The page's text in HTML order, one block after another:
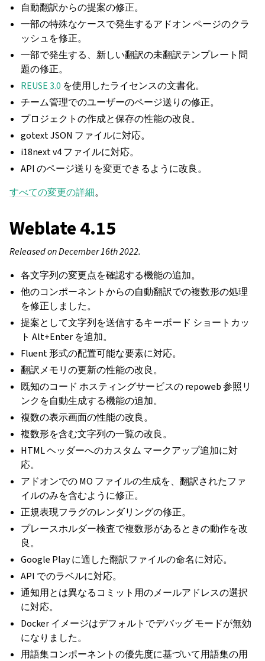
自動翻訳からの提案の修正。
一部の特殊なケースで発生するアドオン ページのクラ
ッシュを修正。
一部で発生する、新しい翻訳の未翻訳テンプレート問
題の修正。
REUSE 3.0 を使用したライセンスの文書化。
チーム管理でのユーザーのページ送りの修正。
プロジェクトの作成と保存の性能の改良。
gotext JSON ファイルに対応。
i18next v4 ファイルに対応。
API のページ送りを変更できるように改良。
すべての変更の詳細。
Weblate 4.15
Released on December 16th 2022.
各文字列の変更点を確認する機能の追加。
他のコンポーネントからの自動翻訳での複数形の処理
を修正しました。
提案として文字列を送信するキーボード ショートカッ
ト Alt+Enter を追加。
Fluent 形式の配置可能な要素に対応。
翻訳メモリの更新の性能の改良。
既知のコード ホスティングサービスの repoweb 参照リ
ンクを自動生成する機能の追加。
複数の表示画面の性能の改良。
複数形を含む文字列の一覧の改良。
HTML ヘッダーへのカスタム マークアップ追加に対
応。
アドオンでの MO ファイルの生成を、翻訳されたファ
イルのみを含むように修正。
正規表現フラグのレンダリングの修正。
プレースホルダー検査で複数形があるときの動作を改
良。
Google Play に適した翻訳ファイルの命名に対応。
API でのラベルに対応。
通知用とは異なるコミット用のメールアドレスの選択
に対応。
Docker イメージはデフォルトでデバッグ モードが無効
になりました。
用語集コンポーネントの優先度に基づいて用語集の用